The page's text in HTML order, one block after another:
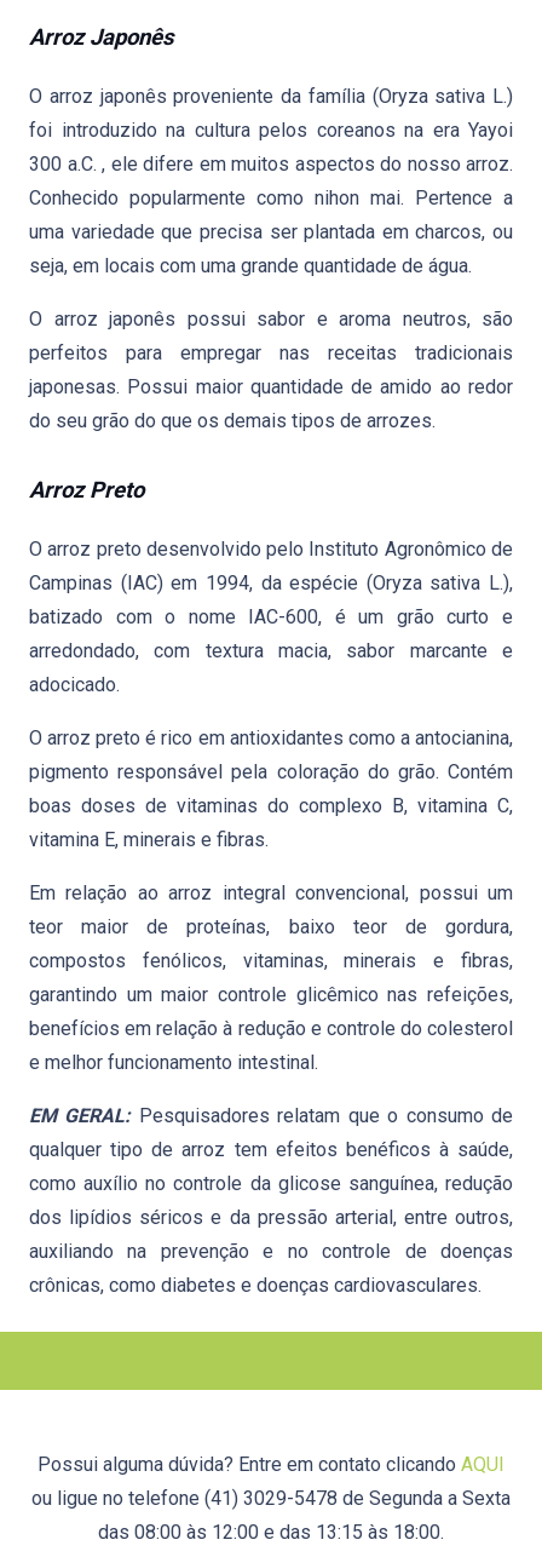
Arroz Japonês
O arroz japonês proveniente da família (Oryza sativa L.)
foi introduzido na cultura pelos coreanos na era Yayoi
300 a.C. , ele difere em muitos aspectos do nosso arroz.
Conhecido popularmente como nihon mai. Pertence a
uma variedade que precisa ser plantada em charcos, ou
seja, em locais com uma grande quantidade de água.
O arroz japonês possui sabor e aroma neutros, são
perfeitos para empregar nas receitas tradicionais
japonesas. Possui maior quantidade de amido ao redor
do seu grão do que os demais tipos de arrozes.
Arroz Preto
O arroz preto desenvolvido pelo Instituto Agronômico de
Campinas (IAC) em 1994, da espécie (Oryza sativa L.),
batizado com o nome IAC-600, é um grão curto e
arredondado, com textura macia, sabor marcante e
adocicado.
O arroz preto é rico em antioxidantes como a antocianina,
pigmento responsável pela coloração do grão. Contém
boas doses de vitaminas do complexo B, vitamina C,
vitamina E, minerais e fibras.
Em relação ao arroz integral convencional, possui um
teor maior de proteínas, baixo teor de gordura,
compostos fenólicos, vitaminas, minerais e fibras,
garantindo um maior controle glicêmico nas refeições,
benefícios em relação à redução e controle do colesterol
e melhor funcionamento intestinal.
EM GERAL:Pesquisadores relatam que o consumo de
qualquer tipo de arroz tem efeitos benéficos à saúde,
como auxílio no controle da glicose sanguínea, redução
dos lipídios séricos e da pressão arterial, entre outros,
auxiliando na prevenção e no controle de doenças
crônicas, como diabetes e doenças cardiovasculares.
Possui alguma dúvida? Entre em contato clicando AQUI
ou ligue no telefone (41) 3029-5478 de Segunda a Sexta
das 08:00 às 12:00 e das 13:15 às 18:00.